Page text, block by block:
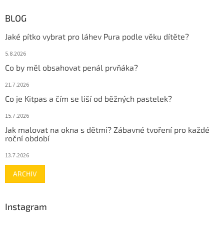
BLOG
Jaké pítko vybrat pro láhev Pura podle věku dítěte?
5.8.2026
Co by měl obsahovat penál prvňáka?
21.7.2026
Co je Kitpas a čím se liší od běžných pastelek?
15.7.2026
Jak malovat na okna s dětmi? Zábavné tvoření pro každé
roční období
13.7.2026
ARCHIV
Instagram